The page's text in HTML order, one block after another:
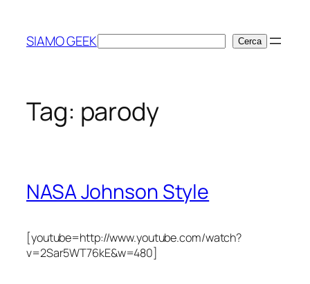
contenuto
SIAMO GEEKCerca Cerca
Tag: parody
NASA Johnson Style
[youtube=http://www.youtube.com/watch?
v=2Sar5WT76kE&w=480]